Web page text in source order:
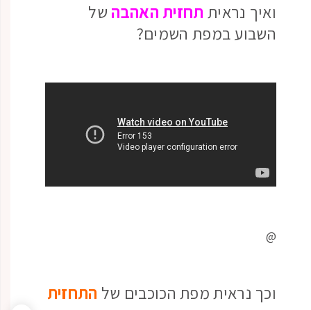
ואיך נראית תחזית האהבה של
השבוע במפת השמים?
@
וכך נראית מפת הכוכבים של התחזית